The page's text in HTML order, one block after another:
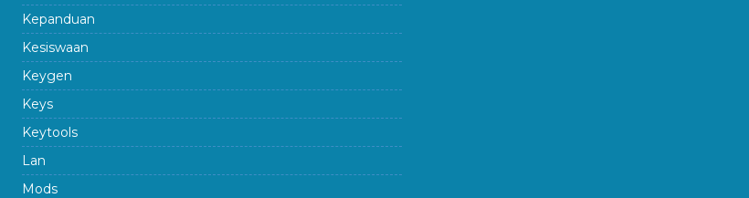
Kepanduan
Kesiswaan
Keygen
Keys
Keytools
Lan
Mods